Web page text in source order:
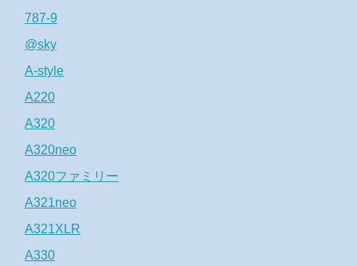
787-9
@sky
A-style
A220
A320
A320neo
A320ファミリー
A321neo
A321XLR
A330